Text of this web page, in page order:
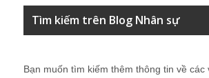
Tìm kiếm trên Blog Nhân sự
Bạn muốn tìm kiếm thêm thông tin về các